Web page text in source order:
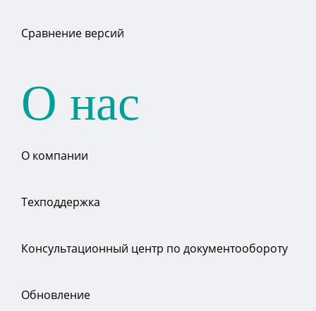
Сравнение версий
О нас
О компании
Техподдержка
Консультационный центр по документообороту
Обновление